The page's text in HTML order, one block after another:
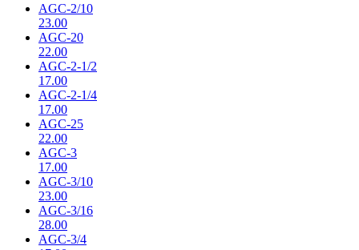
AGC-2/10
23.00
AGC-20
22.00
AGC-2-1/2
17.00
AGC-2-1/4
17.00
AGC-25
22.00
AGC-3
17.00
AGC-3/10
23.00
AGC-3/16
28.00
AGC-3/4